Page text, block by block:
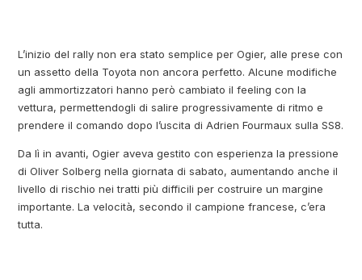
L’inizio del rally non era stato semplice per Ogier, alle prese con
un assetto della Toyota non ancora perfetto. Alcune modifiche
agli ammortizzatori hanno però cambiato il feeling con la
vettura, permettendogli di salire progressivamente di ritmo e
prendere il comando dopo l’uscita di Adrien Fourmaux sulla SS8.
Da lì in avanti, Ogier aveva gestito con esperienza la pressione
di Oliver Solberg nella giornata di sabato, aumentando anche il
livello di rischio nei tratti più difficili per costruire un margine
importante. La velocità, secondo il campione francese, c’era
tutta.